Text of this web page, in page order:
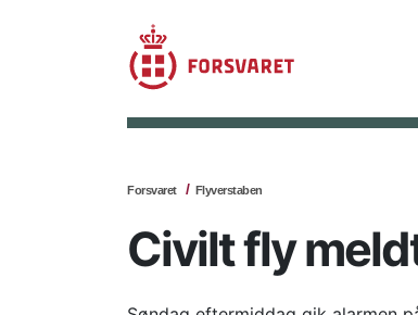
Forsvaret Flyverstaben
Civilt fly